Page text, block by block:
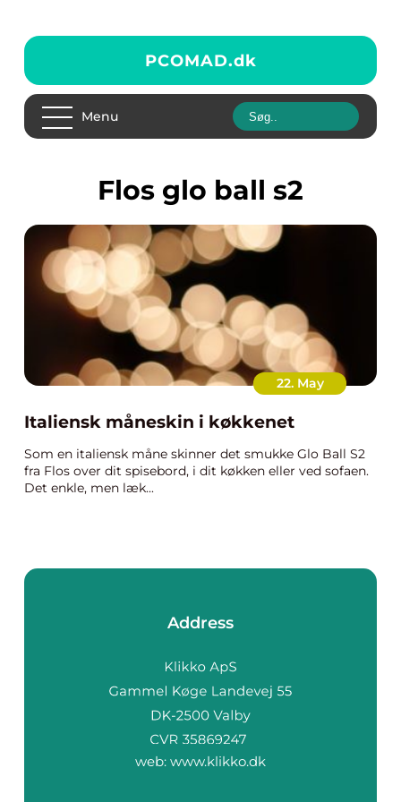
PCOMAD.dk
Menu
flos glo ball s2
22. May
Italiensk måneskin i køkkenet
Som en italiensk måne skinner det smukke Glo Ball S2
fra Flos over dit spisebord, i dit køkken eller ved sofaen.
Det enkle, men læk...
Address
web: www.klikko.dk